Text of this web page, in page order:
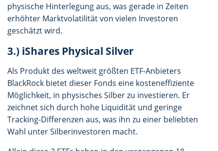
physische Hinterlegung aus, was gerade in Zeiten
erhöhter Marktvolatilität von vielen Investoren
geschätzt wird.
3.) iShares Physical Silver
Als Produkt des weltweit größten ETF-Anbieters
BlackRock bietet dieser Fonds eine kosteneffiziente
Möglichkeit, in physisches Silber zu investieren. Er
zeichnet sich durch hohe Liquidität und geringe
Tracking-Differenzen aus, was ihn zu einer beliebten
Wahl unter Silberinvestoren macht.